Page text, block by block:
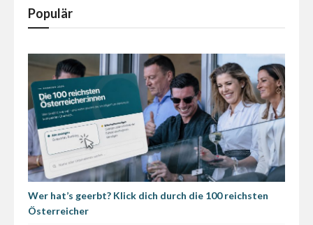
Populär
Wer hat’s geerbt? Klick dich durch die 100 reichsten
Österreicher